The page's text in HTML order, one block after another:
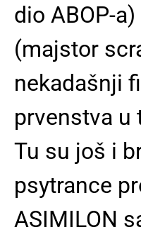
dio ABOP-
(majstor
nekadašnji
prvenstva u
Tu su još i
psytrance
ASIMILON